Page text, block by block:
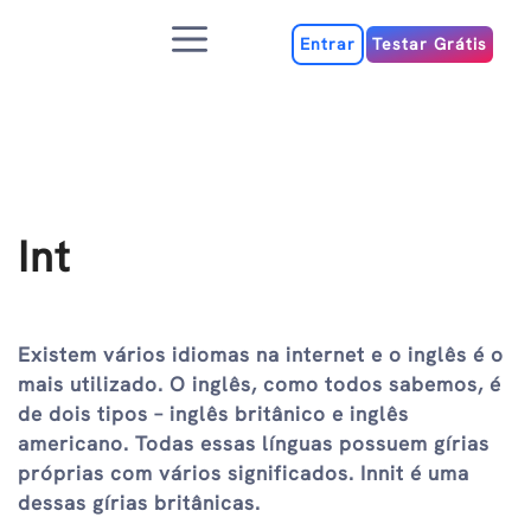
MenuEntrar Testar Grátis
Int
Existem vários idiomas na internet e o inglês é o
mais utilizado. O inglês, como todos sabemos, é
de dois tipos – inglês britânico e inglês
americano. Todas essas línguas possuem gírias
próprias com vários significados. Innit é uma
dessas gírias britânicas.